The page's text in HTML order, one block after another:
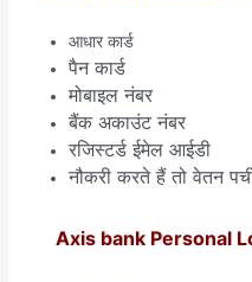
आधार कार्ड
पैन कार्ड
मोबाइल नंबर
बैंक अकाउंट नंबर
रजिस्टर्ड ईमेल आईडी
नौकरी करते हैं तो वेतन
Axis bank Personal